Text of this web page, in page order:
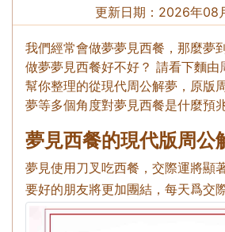
更新日期： 2026年08
我們經常會做夢夢見西餐，那麼夢
做夢夢見西餐好不好？ 請看下麵由
幫你整理的從現代周公解夢，原版
夢等多個角度對夢見西餐是什麼預
夢見西餐的現代版周公
夢見使用刀叉吃西餐，交際運將顯著
要好的朋友將更加團結，每天爲交